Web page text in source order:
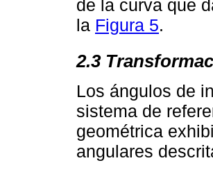
de la curva que
la Figura 5.
2.3
Los ángulos de
sistema de
geométrica
angulares